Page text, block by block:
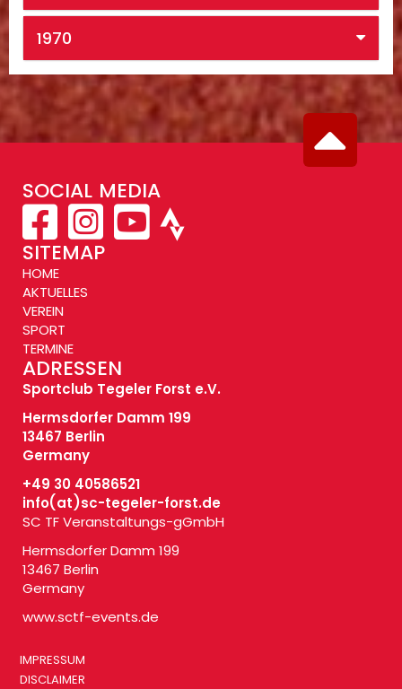
1970
SOCIAL MEDIA
SITEMAP
HOME
AKTUELLES
VEREIN
SPORT
TERMINE
ADRESSEN
Sportclub Tegeler Forst e.V.
Hermsdorfer Damm 199
13467 Berlin
Germany
+49 30 40586521
info(at)sc-tegeler-forst.de
SC TF Veranstaltungs-gGmbH
Hermsdorfer Damm 199
13467 Berlin
Germany
www.sctf-events.de
IMPRESSUM
DISCLAIMER